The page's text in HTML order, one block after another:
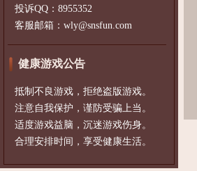
投诉QQ：8955352
客服邮箱：wly@snsfun.com
健康游戏公告
抵制不良游戏，拒绝盗版游戏。
注意自我保护，谨防受骗上当。
适度游戏益脑，沉迷游戏伤身。
合理安排时间，享受健康生活。